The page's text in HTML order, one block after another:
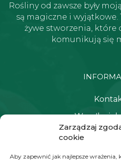
Zarządzaj
cookie
Aby zapewnić jak najlepsze wrażenia,
Rośliny od zawsze były
są magiczne i wyjątkowe.
żywe stworzenia, które
komunikują się
Wysyłka i
Polityka